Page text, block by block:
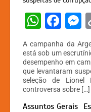
W
at
s
A
p
F
a
c
e
b
o
s
s
e
n
A campanha da
está sob um
desempenho em
que levantaram
seleção de Lionel
controversa sobre […]
Assuntos Gerais